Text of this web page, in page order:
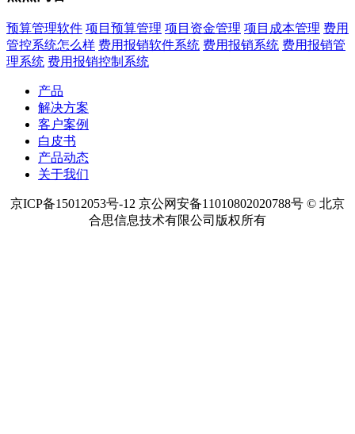
预算管理软件 项目预算管理 项目资金管理 项目成本管理 费用
管控系统怎么样 费用报销软件系统 费用报销系统 费用报销管
理系统 费用报销控制系统
产品
解决方案
客户案例
白皮书
产品动态
关于我们
京ICP备15012053号-12 京公网安备11010802020788号 © 北京
合思信息技术有限公司版权所有